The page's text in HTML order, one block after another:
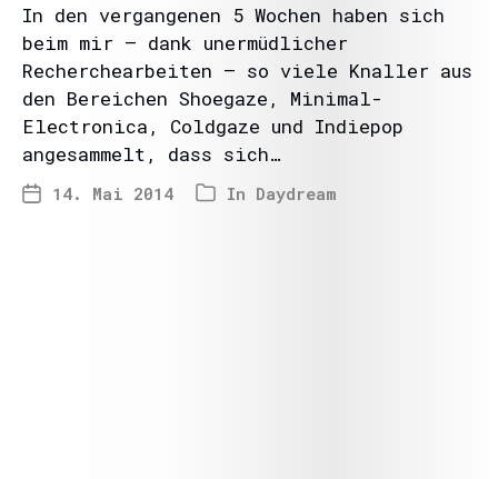
In den vergangenen 5 Wochen haben sich
beim mir – dank unermüdlicher
Recherchearbeiten – so viele Knaller aus
den Bereichen Shoegaze, Minimal-
Electronica, Coldgaze und Indiepop
angesammelt, dass sich…
14. Mai 2014 In Daydream